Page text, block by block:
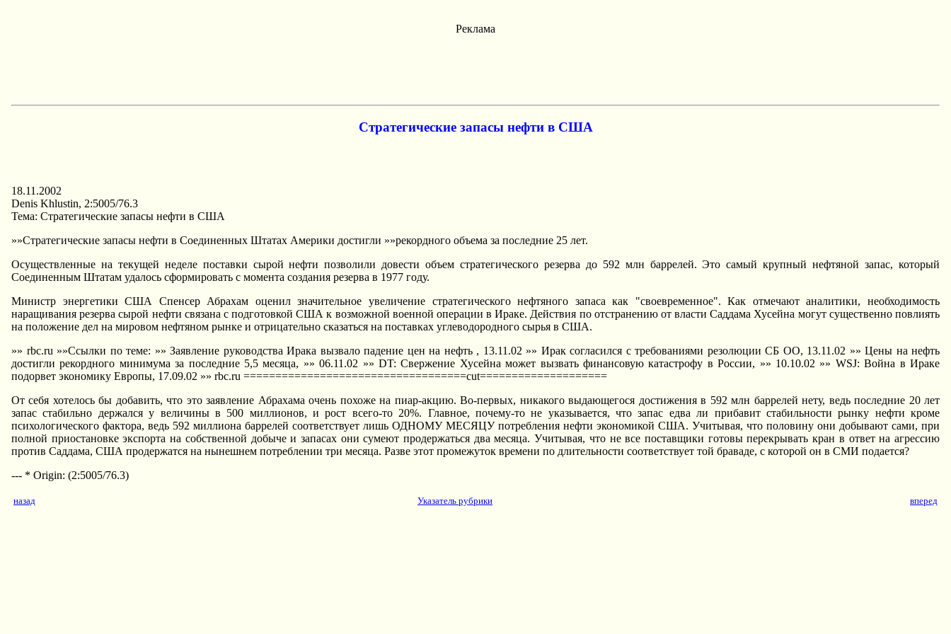
Реклама
Стратегические запасы нефти в США
18.11.2002
Denis Khlustin, 2:5005/76.3
Тема: Стратегические запасы нефти в США
»»Стратегические запасы нефти в Соединенных Штатах Америки достигли »»рекордного объема за последние 25 лет.
Осуществленные на текущей неделе поставки сырой нефти позволили довести объем стратегического резерва до 592 млн баррелей. Это самый крупный нефтяной запас, который
Соединенным Штатам удалось сформировать с момента создания резерва в 1977 году.
Министр энергетики США Спенсер Абрахам оценил значительное увеличение стратегического нефтяного запаса как "своевременное". Как отмечают аналитики, необходимость
наращивания резерва сырой нефти связана с подготовкой США к возможной военной операции в Ираке. Действия по отстранению от власти Саддама Хусейна могут существенно повлиять
на положение дел на мировом нефтяном рынке и отрицательно сказаться на поставках углеводородного сырья в США.
»» rbc.ru »»Ссылки по теме: »» Заявление руководства Ирака вызвало падение цен на нефть , 13.11.02 »» Ирак согласился с требованиями резолюции СБ ОО, 13.11.02 »» Цены на нефть
достигли рекордного минимума за последние 5,5 месяца, »» 06.11.02 »» DT: Свержение Хусейна может вызвать финансовую катастрофу в России, »» 10.10.02 »» WSJ: Война в Ираке
подорвет экономику Европы, 17.09.02 »» rbc.ru ===================================cut====================
От себя хотелось бы добавить, что это заявление Абрахама очень похоже на пиар-акцию. Во-первых, никакого выдающегося достижения в 592 млн баррелей нету, ведь последние 20 лет
запас стабильно держался у величины в 500 миллионов, и рост всего-то 20%. Главное, почему-то не указывается, что запас едва ли прибавит стабильности рынку нефти кроме
психологического фактора, ведь 592 миллиона баррелей соответствует лишь ОДHОМУ МЕСЯЦУ потребления нефти экономикой США. Учитывая, что половину они добывают сами, при
полной приостановке экспорта на собственной добыче и запасах они сумеют продержаться два месяца. Учитывая, что не все поставщики готовы перекрывать кран в ответ на агрессию
против Саддама, США продержатся на нынешнем потреблении три месяца. Разве этот промежуток времени по длительности соответствует той браваде, с которой он в СМИ подается?
--- * Origin: (2:5005/76.3)
назад Указатель рубрики вперед